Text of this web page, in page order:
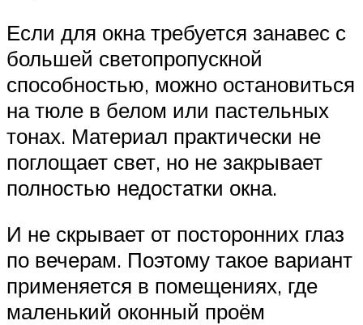
Если для окна требуется занавес с
большей светопропускной
способностью, можно остановиться
на тюле в белом или пастельных
тонах. Материал практически не
поглощает свет, но не закрывает
полностью недостатки окна.
И не скрывает от посторонних глаз
по вечерам. Поэтому такое вариант
применяется в помещениях, где
маленький оконный проём